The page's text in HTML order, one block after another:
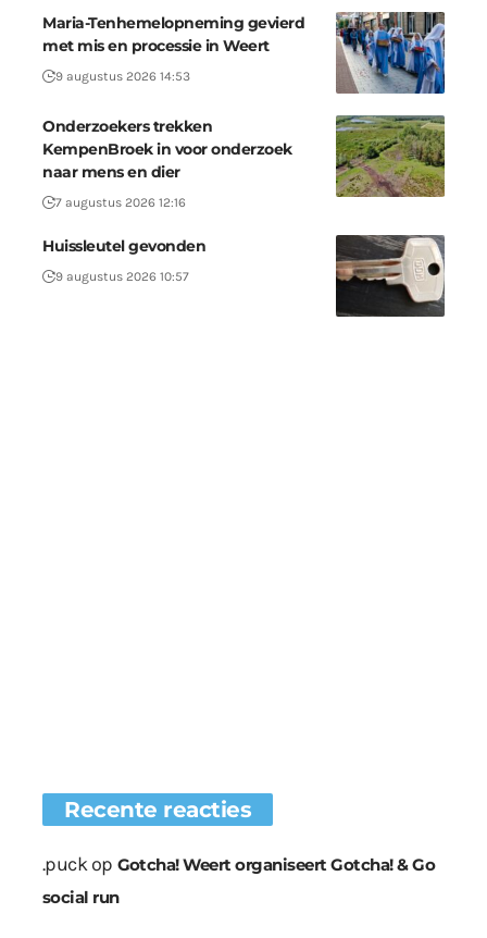
Maria-Tenhemelopneming gevierd
met mis en processie in Weert
9 augustus 2026 14:53
Onderzoekers trekken
KempenBroek in voor onderzoek
naar mens en dier
7 augustus 2026 12:16
Huissleutel gevonden
9 augustus 2026 10:57
Recente reacties
.puckop Gotcha! Weert organiseert Gotcha! & Go
social run